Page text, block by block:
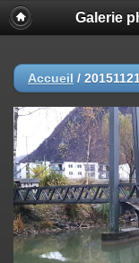
Galerie
Accueil /